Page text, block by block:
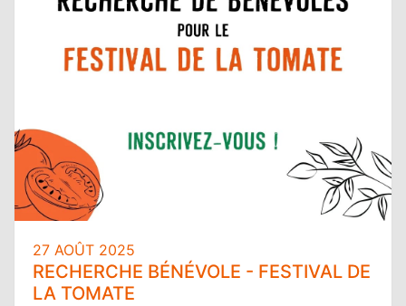
27 AOÛT 2025
RECHERCHE BÉNÉVOLE - FESTIVAL DE
LA TOMATE